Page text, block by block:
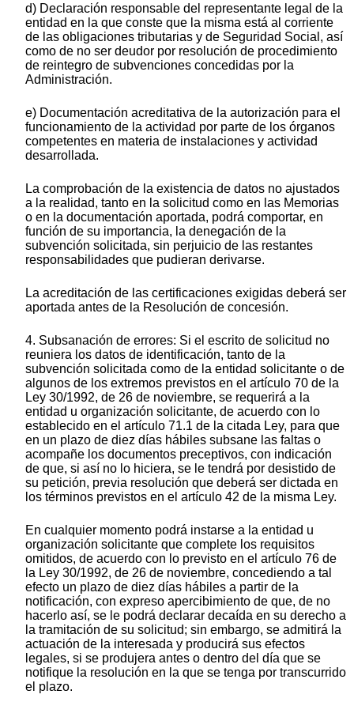
d) Declaración responsable del representante legal de la
entidad en la que conste que la misma está al corriente
de las obligaciones tributarias y de Seguridad Social, así
como de no ser deudor por resolución de procedimiento
de reintegro de subvenciones concedidas por la
Administración.
e) Documentación acreditativa de la autorización para el
funcionamiento de la actividad por parte de los órganos
competentes en materia de instalaciones y actividad
desarrollada.
La comprobación de la existencia de datos no ajustados
a la realidad, tanto en la solicitud como en las Memorias
o en la documentación aportada, podrá comportar, en
función de su importancia, la denegación de la
subvención solicitada, sin perjuicio de las restantes
responsabilidades que pudieran derivarse.
La acreditación de las certificaciones exigidas deberá ser
aportada antes de la Resolución de concesión.
4. Subsanación de errores: Si el escrito de solicitud no
reuniera los datos de identificación, tanto de la
subvención solicitada como de la entidad solicitante o de
algunos de los extremos previstos en el artículo 70 de la
Ley 30/1992, de 26 de noviembre, se requerirá a la
entidad u organización solicitante, de acuerdo con lo
establecido en el artículo 71.1 de la citada Ley, para que
en un plazo de diez días hábiles subsane las faltas o
acompañe los documentos preceptivos, con indicación
de que, si así no lo hiciera, se le tendrá por desistido de
su petición, previa resolución que deberá ser dictada en
los términos previstos en el artículo 42 de la misma Ley.
En cualquier momento podrá instarse a la entidad u
organización solicitante que complete los requisitos
omitidos, de acuerdo con lo previsto en el artículo 76 de
la Ley 30/1992, de 26 de noviembre, concediendo a tal
efecto un plazo de diez días hábiles a partir de la
notificación, con expreso apercibimiento de que, de no
hacerlo así, se le podrá declarar decaída en su derecho a
la tramitación de su solicitud; sin embargo, se admitirá la
actuación de la interesada y producirá sus efectos
legales, si se produjera antes o dentro del día que se
notifique la resolución en la que se tenga por transcurrido
el plazo.